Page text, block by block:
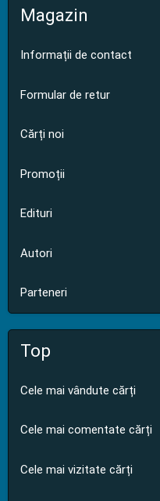
Magazin
Informații de contact
Formular de retur
Cărți noi
Promoții
Edituri
Autori
Parteneri
Top
Cele mai vândute cărți
Cele mai comentate cărți
Cele mai vizitate cărți